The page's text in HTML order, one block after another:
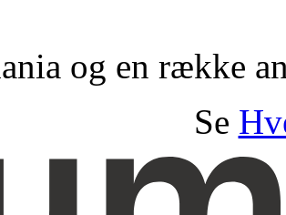
og en række
Se